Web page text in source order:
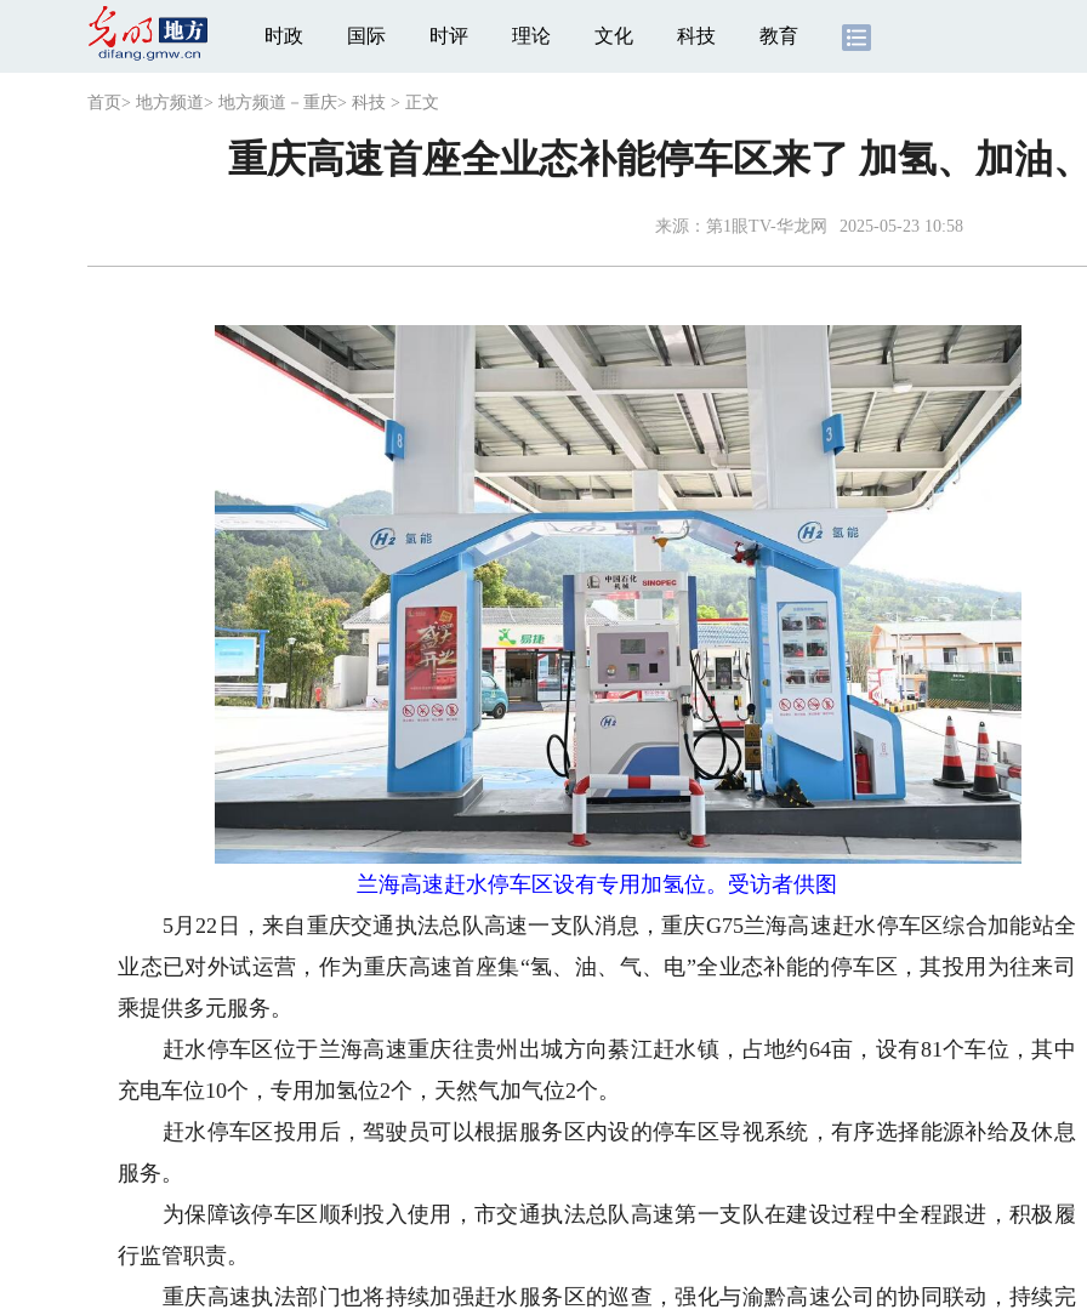
时政 国际 时评 理论 文化 科技 教育
首页 > 地方频道> 地方频道－重庆> 科技 > 正文
重庆高速首座全业态补能停车区来了 加氢、加油
来源： 第1眼TV-华龙网 2025-05-23 10:58
兰海高速赶水停车区设有专用加氢位。受访者供图
5月22日 ，来自重庆交通执法总队高速一支队消息，重庆G75兰海高速赶水停车区综合加能站全
业态已对外试运营，作为重庆高速首座集“氢、油、气、电”全业态补能的停车区，其投用为往来司
乘提供多元服务。
赶水停车区位于兰海高速重庆往贵州出城方向綦江赶水镇，占地约64亩，设有81个车位，其中
充电车位10个，专用加氢位2个，天然气加气位2个。
赶水停车区投用后，驾驶员可以根据服务区内设的停车区导视系统，有序选择能源补给及休息
服务。
为保障该停车区顺利投入使用，市交通执法总队高速第一支队在建设过程中全程跟进，积极履
行监管职责。
重庆高速执法部门也将持续加强赶水服务区的巡查，强化与渝黔高速公司的协同联动，持续完